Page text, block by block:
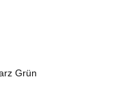
Grün